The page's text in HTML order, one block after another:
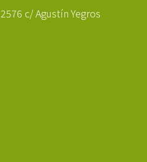
c/ Agustín Yegros